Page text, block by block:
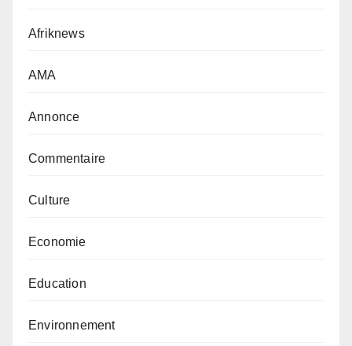
Afriknews
AMA
Annonce
Commentaire
Culture
Economie
Education
Environnement